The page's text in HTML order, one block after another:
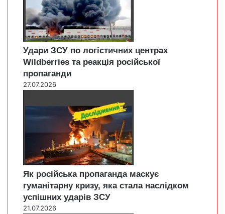
Удари ЗСУ по логістичних центрах
Wildberries та реакція російської
пропаганди
27.07.2026
Як російська пропаганда маскує
гуманітарну кризу, яка стала наслідком
успішних ударів ЗСУ
21.07.2026